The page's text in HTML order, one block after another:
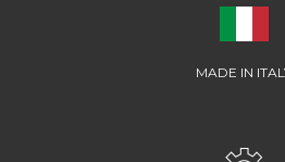
MADE IN